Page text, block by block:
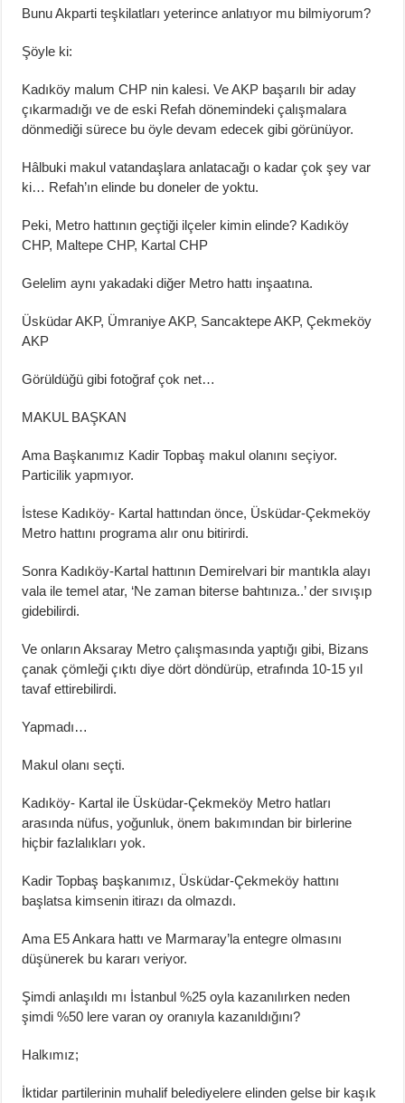
Bunu Akparti teşkilatları yeterince anlatıyor mu bilmiyorum?
Şöyle ki:
Kadıköy malum CHP nin kalesi. Ve AKP başarılı bir aday
çıkarmadığı ve de eski Refah dönemindeki çalışmalara
dönmediği sürece bu öyle devam edecek gibi görünüyor.
Hâlbuki makul vatandaşlara anlatacağı o kadar çok şey var
ki… Refah’ın elinde bu doneler de yoktu.
Peki, Metro hattının geçtiği ilçeler kimin elinde? Kadıköy
CHP, Maltepe CHP, Kartal CHP
Gelelim aynı yakadaki diğer Metro hattı inşaatına.
Üsküdar AKP, Ümraniye AKP, Sancaktepe AKP, Çekmeköy
AKP
Görüldüğü gibi fotoğraf çok net…
MAKUL BAŞKAN
Ama Başkanımız Kadir Topbaş makul olanını seçiyor.
Particilik yapmıyor.
İstese Kadıköy- Kartal hattından önce, Üsküdar-Çekmeköy
Metro hattını programa alır onu bitirirdi.
Sonra Kadıköy-Kartal hattının Demirelvari bir mantıkla alayı
vala ile temel atar, ‘Ne zaman biterse bahtınıza..’ der sıvışıp
gidebilirdi.
Ve onların Aksaray Metro çalışmasında yaptığı gibi, Bizans
çanak çömleği çıktı diye dört döndürüp, etrafında 10-15 yıl
tavaf ettirebilirdi.
Yapmadı…
Makul olanı seçti.
Kadıköy- Kartal ile Üsküdar-Çekmeköy Metro hatları
arasında nüfus, yoğunluk, önem bakımından bir birlerine
hiçbir fazlalıkları yok.
Kadir Topbaş başkanımız, Üsküdar-Çekmeköy hattını
başlatsa kimsenin itirazı da olmazdı.
Ama E5 Ankara hattı ve Marmaray’la entegre olmasını
düşünerek bu kararı veriyor.
Şimdi anlaşıldı mı İstanbul %25 oyla kazanılırken neden
şimdi %50 lere varan oy oranıyla kazanıldığını?
Halkımız;
İktidar partilerinin muhalif belediyelere elinden gelse bir kaşık